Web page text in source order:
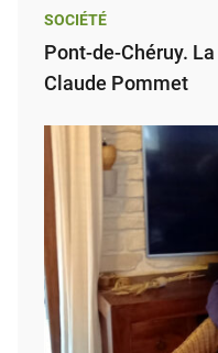
SOCIÉTÉ
Pont-de-Chéruy.
Claude Pommet